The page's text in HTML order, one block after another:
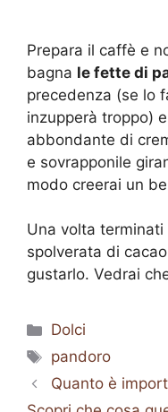
Prepara il caffè e
bagna le fette di
precedenza (se lo
inzupperà troppo)
abbondante di
e sovrapponile
modo creerai un
Una volta
spolverata di
gustarlo. Vedrai
Categorie
Dolci
Tag
pandoro
Quanto è